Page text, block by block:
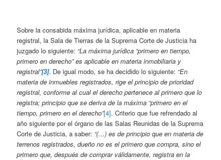
Sobre la consabida máxima jurídica, aplicable en materia
registral, la Sala de Tierras de la Suprema Corte de Justicia ha
juzgado lo siguiente: “La máxima jurídica “primero en tiempo,
primero en derecho” es aplicable en materia inmobiliaria y
registral”[3]. De igual modo, se ha decidido lo siguiente: “En
materia de inmuebles registrados, rige el principio de prioridad
registral, conforme al cual el derecho pertenece al primero que lo
registra; principio que se deriva de la máxima “primero en el
tiempo, primero en el derecho”[4]. Criterio que fue refrendado al
año siguiente por el órgano de las Salas Reunidas de la Suprema
Corte de Justicia, a saber: “(…) es de principio que en materia de
terrenos registrados, dueño no es el primero que compra, sino el
primero que, después de comprar válidamente, registra en la